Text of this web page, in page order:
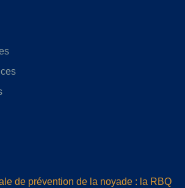
de prévention de la noyade : la RBQ